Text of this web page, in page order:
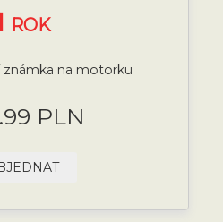
ROK
známka na motorku
PLN